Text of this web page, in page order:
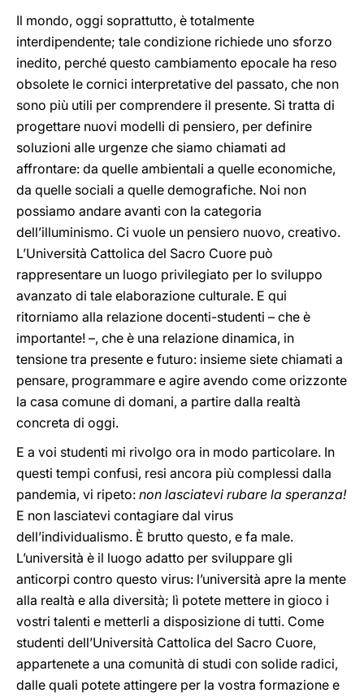
Il mondo, oggi soprattutto, è totalmente
interdipendente; tale condizione richiede uno sforzo
inedito, perché questo cambiamento epocale ha reso
obsolete le cornici interpretative del passato, che non
sono più utili per comprendere il presente. Si tratta di
progettare nuovi modelli di pensiero, per definire
soluzioni alle urgenze che siamo chiamati ad
affrontare: da quelle ambientali a quelle economiche,
da quelle sociali a quelle demografiche. Noi non
possiamo andare avanti con la categoria
dell’illuminismo. Ci vuole un pensiero nuovo, creativo.
L’Università Cattolica del Sacro Cuore può
rappresentare un luogo privilegiato per lo sviluppo
avanzato di tale elaborazione culturale. E qui
ritorniamo alla relazione docenti-studenti – che è
importante! –, che è una relazione dinamica, in
tensione tra presente e futuro: insieme siete chiamati a
pensare, programmare e agire avendo come orizzonte
la casa comune di domani, a partire dalla realtà
concreta di oggi.
E a voi studenti mi rivolgo ora in modo particolare. In
questi tempi confusi, resi ancora più complessi dalla
pandemia, vi ripeto: non lasciatevi rubare la speranza!
E non lasciatevi contagiare dal virus
dell’individualismo. È brutto questo, e fa male.
L’università è il luogo adatto per sviluppare gli
anticorpi contro questo virus: l’università apre la mente
alla realtà e alla diversità; lì potete mettere in gioco i
vostri talenti e metterli a disposizione di tutti. Come
studenti dell’Università Cattolica del Sacro Cuore,
appartenete a una comunità di studi con solide radici,
dalle quali potete attingere per la vostra formazione e